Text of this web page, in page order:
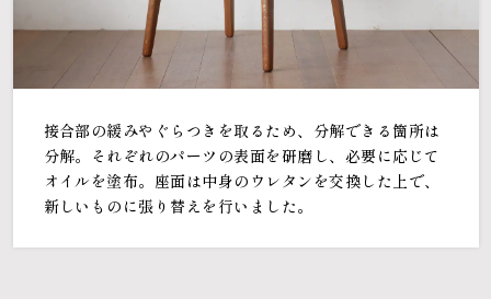
接合部の緩みやぐらつきを取るため、分解できる箇所は
分解。それぞれのパーツの表面を研磨し、必要に応じて
オイルを塗布。座面は中身のウレタンを交換した上で、
新しいものに張り替えを行いました。